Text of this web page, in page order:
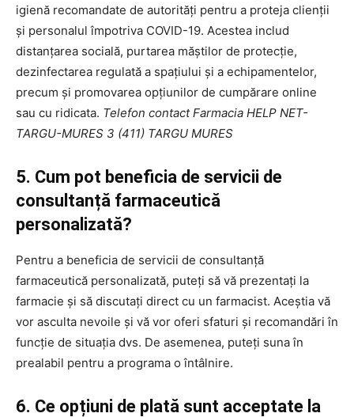
igienă recomandate de autorități pentru a proteja clienții
și personalul împotriva COVID-19. Acestea includ
distanțarea socială, purtarea măștilor de protecție,
dezinfectarea regulată a spațiului și a echipamentelor,
precum și promovarea opțiunilor de cumpărare online
sau cu ridicata. Telefon contact Farmacia HELP NET-
TARGU-MURES 3 (411) TARGU MURES
5. Cum pot beneficia de servicii de
consultanță farmaceutică
personalizată?
Pentru a beneficia de servicii de consultanță
farmaceutică personalizată, puteți să vă prezentați la
farmacie și să discutați direct cu un farmacist. Aceștia vă
vor asculta nevoile și vă vor oferi sfaturi și recomandări în
funcție de situația dvs. De asemenea, puteți suna în
prealabil pentru a programa o întâlnire.
6. Ce opțiuni de plată sunt acceptate la